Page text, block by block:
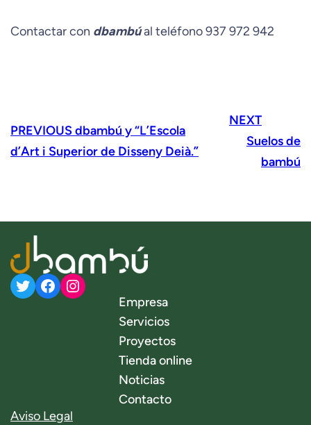
Contactar con dbambúal teléfono 937 972 942
PREVIOUSdbambú y “L’Escola
d’Art i Superior de Disseny Deià.”
NEXT
Suelos de
bambú
Twitter Facebook Instagram
Empresa
Servicios
Proyectos
Tienda online
Noticias
Contacto
Aviso Legal